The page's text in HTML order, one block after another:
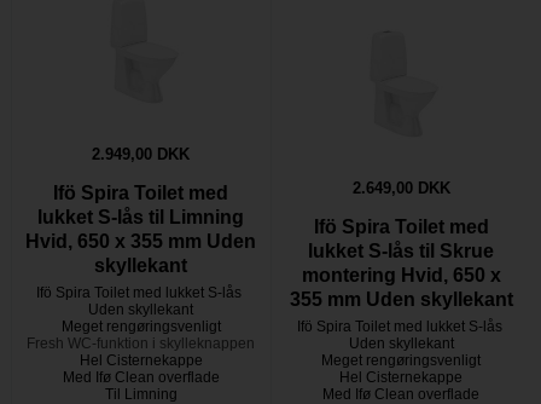
2.949,00 DKK
Ifö Spira Toilet med
lukket S-lås til Limning
Hvid, 650 x 355 mm Uden
skyllekant
Ifö Spira Toilet med lukket S-lås
Uden skyllekant
Meget rengøringsvenligt
Fresh WC-funktion i skylleknappen
Hel Cisternekappe
Med Ifø Clean overflade
Til Limning
2.649,00 DKK
Ifö Spira Toilet med
lukket S-lås til Skrue
montering Hvid, 650 x
355 mm Uden skyllekant
Ifö Spira Toilet med lukket S-lås
Uden skyllekant
Meget rengøringsvenligt
Hel Cisternekappe
Med Ifø Clean overflade